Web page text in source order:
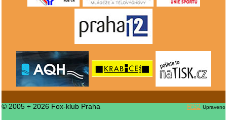
© 2005 ÷ 2026 Fox-klub Praha RS2 Upraveno